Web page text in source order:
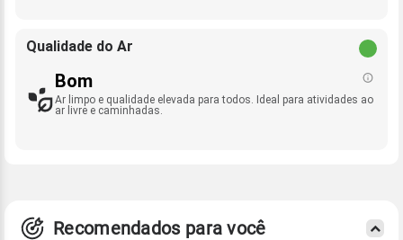
Qualidade do Ar
Bom
Ar limpo e qualidade elevada para todos. Ideal para atividades ao
ar livre e caminhadas.
Recomendados para você